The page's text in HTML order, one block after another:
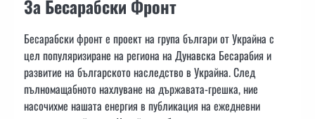
За Бесарабски Фронт
Бесарабски фронт е проект на група българи от Украйна с
цел популяризиране на региона на Дунавска Бесарабия и
развитие на българското наследство в Украйна. След
пълномащабното нахлуване на държавата-грешка, ние
насочихме нашата енергия в публикация на ежедневни